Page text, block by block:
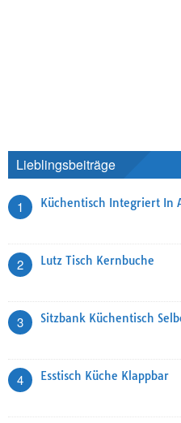
Lieblingsbeiträge
1 Küchentisch Integriert In
2 Lutz Tisch Kernbuche
3 Sitzbank Küchentisch
4 Esstisch Küche Klappbar